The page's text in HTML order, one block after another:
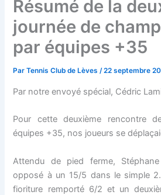
Résumé de la
journée de
par équipes +35
ParTennis Club de Lèves/22 septembre
Par notre envoyé spécial, Cédric
Pour cette deuxième rencontre
équipes +35, nos joueurs se
Attendu de pied ferme,
opposé à un 15/5 dans le simple
fioriture remporté 6/2 et un